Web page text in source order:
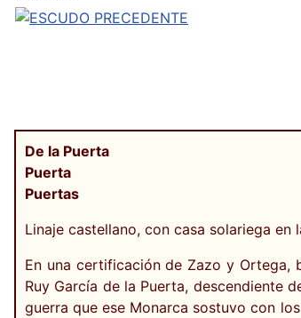
De la Puerta
Puerta
Puertas
Linaje castellano, con casa solariega
En una certificación de Zazo y Ortega,
Ruy García de la Puerta, descendiente
guerra que ese Monarca sostuvo con